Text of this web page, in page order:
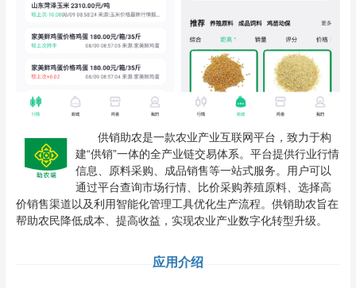
供销助农是一款农业产业互联网平台，致力于构
建“供销”一体的全产业链交易体系。平台提供行业行情
信息、原料采购、成品销售等一站式服务。用户可以
通过平台查询市场行情、比价采购养殖原料、选择高
价销售渠道以及利用智能化管理工具优化生产流程。供销助农旨在
帮助农民降低成本、提高收益，实现农业产业数字化转型升级。
应用介绍